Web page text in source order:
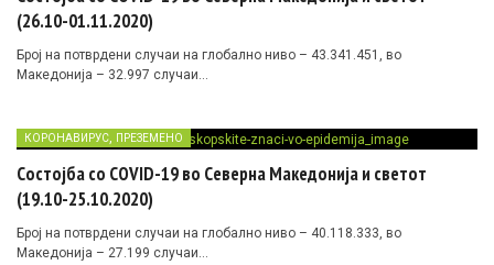
(26.10-01.11.2020)
Број на потврдени случаи на глобално ниво – 43.341.451, во
Македонија – 32.997 случаи…
КОРОНАВИРУС ПРЕЗЕМЕНО
Состојба со COVID-19 во Северна Македонија и светот
(19.10-25.10.2020)
Број на потврдени случаи на глобално ниво – 40.118.333, во
Македонија – 27.199 случаи…